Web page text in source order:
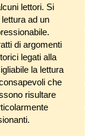
lettori. Si
ad un
di argomenti
legati alla
la lettura
che
risultare